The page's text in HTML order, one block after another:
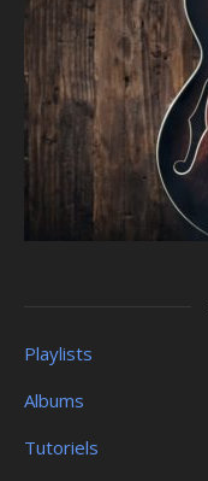
Playlists
Albums
Tutoriels